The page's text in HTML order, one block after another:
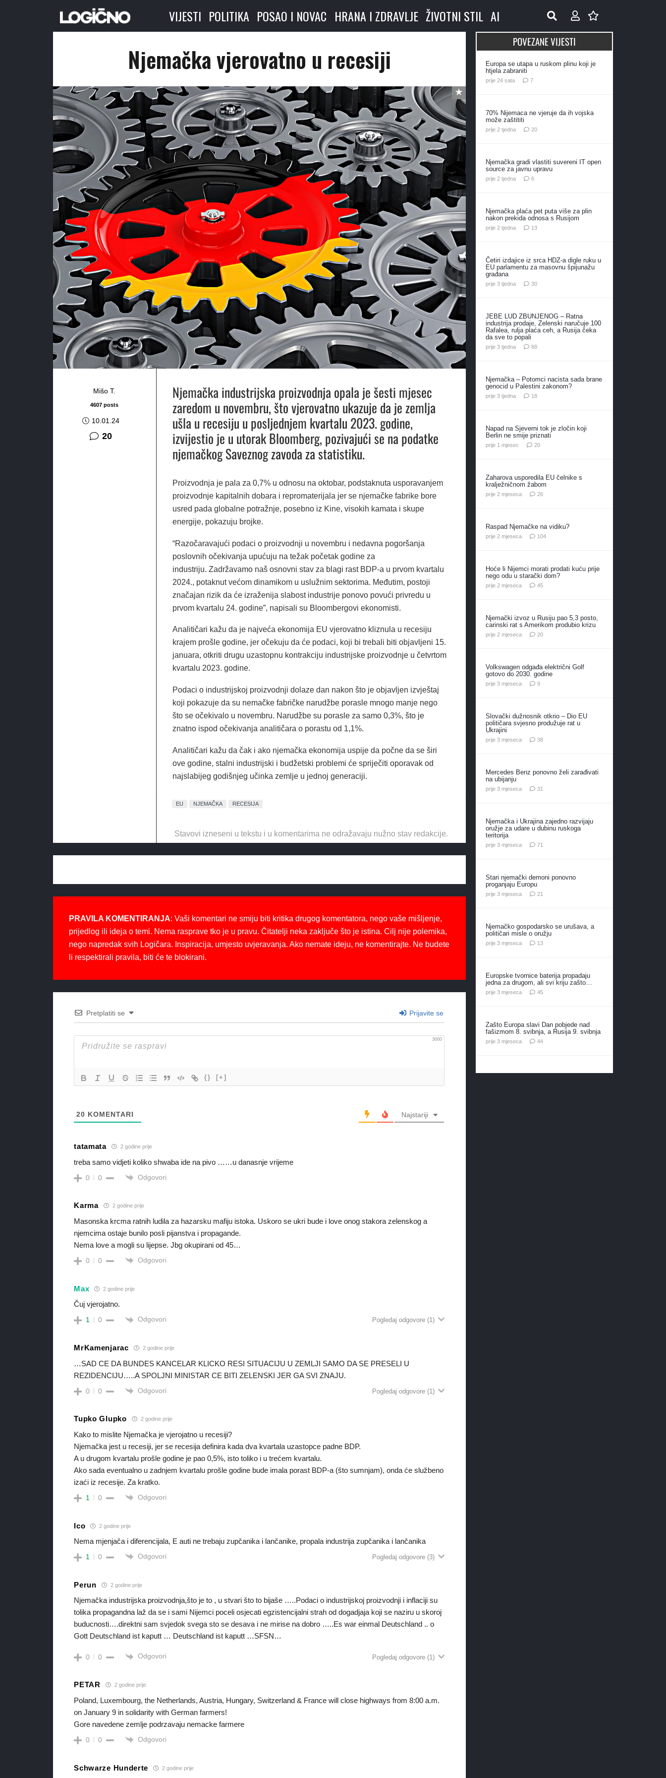
VIJESTI POLITIKA POSAO I NOVAC HRANA I ZDRAVLJE ŽIVOTNI STIL AI
Njemačka vjerovatno u recesiji
Mišo T.
4607 posts
10.01.24
20komentara
Njemačka industrijska proizvodnja opala je šesti mjesec
zaredom u novembru, što vjerovatno ukazuje da je zemlja
ušla u recesiju u posljednjem kvartalu 2023. godine,
izvijestio je u utorak Bloomberg, pozivajući se na podatke
njemačkog Saveznog zavoda za statistiku.
Proizvodnja je pala za 0,7% u odnosu na oktobar, podstaknuta usporavanjem
proizvodnje kapitalnih dobara i repromaterijala jer se njemačke fabrike bore
usred pada globalne potražnje, posebno iz Kine, visokih kamata i skupe
energije, pokazuju brojke.
“Razočaravajući podaci o proizvodnji u novembru i nedavna pogoršanja
poslovnih očekivanja upućuju na težak početak godine za
industriju. Zadržavamo naš osnovni stav za blagi rast BDP-a u prvom kvartalu
2024., potaknut većom dinamikom u uslužnim sektorima. Međutim, postoji
značajan rizik da će izraženija slabost industrije ponovo povući privredu u
prvom kvartalu 24. godine”, napisali su Bloombergovi ekonomisti.
Analitičari kažu da je najveća ekonomija EU vjerovatno kliznula u recesiju
krajem prošle godine, jer očekuju da će podaci, koji bi trebali biti objavljeni 15.
januara, otkriti drugu uzastopnu kontrakciju industrijske proizvodnje u četvrtom
kvartalu 2023. godine.
Podaci o industrijskoj proizvodnji dolaze dan nakon što je objavljen izvještaj
koji pokazuje da su nemačke fabričke narudžbe porasle mnogo manje nego
što se očekivalo u novembru. Narudžbe su porasle za samo 0,3%, što je
znatno ispod očekivanja analitičara o porastu od 1,1%.
Analitičari kažu da čak i ako njemačka ekonomija uspije da počne da se širi
ove godine, stalni industrijski i budžetski problemi će spriječiti oporavak od
najslabijeg godišnjeg učinka zemlje u jednoj generaciji.
EU NJEMAČKA RECESIJA
Stavovi izneseni u tekstu i u komentarima ne odražavaju nužno stav redakcije.
PRAVILA KOMENTIRANJA: Vaši komentari ne smiju biti kritika drugog komentatora, nego vaše mišljenje,
prijedlog ili ideja o temi. Nema rasprave tko je u pravu. Čitatelji neka zaključe što je istina. Cilj nije polemika,
nego napredak svih Logičara. Inspiracija, umjesto uvjeravanja. Ako nemate ideju, ne komentirajte. Ne budete
li respektirali pravila, biti će te blokirani.
Pretplatiti se Prijavite se
3000
{} [+]
20 KOMENTARI Najstariji
tatamata 2 godine prije
treba samo vidjeti koliko shwaba ide na pivo ……u danasnje vrijeme
0 0 Odgovori
Karma 2 godine prije
Masonska krcma ratnih ludila za hazarsku mafiju istoka. Uskoro se ukri bude i love onog stakora zelenskog a
njemcima ostaje bunilo posli pijanstva i propagande.
Nema love a mogli su lijepse. Jbg okupirani od 45…
0 0 Odgovori
Max 2 godine prije
Čuj vjerojatno.
1 0 Odgovori Pogledaj odgovore (1)
MrKamenjarac 2 godine prije
…SAD CE DA BUNDES KANCELAR KLICKO RESI SITUACIJU U ZEMLJI SAMO DA SE PRESELI U
REZIDENCIJU…..A SPOLJNI MINISTAR CE BITI ZELENSKI JER GA SVI ZNAJU.
0 0 Odgovori Pogledaj odgovore (1)
Tupko Glupko 2 godine prije
Kako to mislite Njemačka je vjerojatno u recesiji?
Njemačka jest u recesiji, jer se recesija definira kada dva kvartala uzastopce padne BDP.
A u drugom kvartalu prošle godine je pao 0,5%, isto toliko i u trećem kvartalu.
Ako sada eventualno u zadnjem kvartalu prošle godine bude imala porast BDP-a (što sumnjam), onda će službeno
izaći iz recesije. Za kratko.
1 0 Odgovori
Ico 2 godine prije
Nema mjenjača i diferencijala, E auti ne trebaju zupčanika i lančanike, propala industrija zupčanika i lančanika
1 0 Odgovori Pogledaj odgovore (3)
Perun 2 godine prije
Njemačka industrijska proizvodnja,što je to , u stvari što to bijaše …..Podaci o industrijskoj proizvodnji i inflaciji su
tolika propagandna laž da se i sami Nijemci poceli osjecati egzistencijalni strah od dogadjaja koji se naziru u skoroj
buducnosti….direktni sam svjedok svega sto se desava i ne mirise na dobro …..Es war einmal Deutschland .. o
Gott Deutschland ist kaputt … Deutschland ist kaputt …SFSN…
0 0 Odgovori Pogledaj odgovore (1)
PETAR 2 godine prije
Poland, Luxembourg, the Netherlands, Austria, Hungary, Switzerland & France will close highways from 8:00 a.m.
on January 9 in solidarity with German farmers!
Gore navedene zemlje podrzavaju nemacke farmere
0 0 Odgovori
Schwarze Hunderte 2 godine prije
POVEZANE VIJESTI
Europa se utapa u ruskom plinu koji je
htjela zabraniti
prije 24 sata 7komentara
70% Nijemaca ne vjeruje da ih vojska
može zaštititi
prije 2 tjedna 20komentara
Njemačka gradi vlastiti suvereni IT open
source za javnu upravu
prije 2 tjedna 6komentara
Njemačka plaća pet puta više za plin
nakon prekida odnosa s Rusijom
prije 2 tjedna 13komentara
Četiri izdajice iz srca HDZ-a digle ruku u
EU parlamentu za masovnu špijunažu
građana
prije 3 tjedna 30komentara
JEBE LUD ZBUNJENOG – Ratna
industrija prodaje, Zelenski naručuje 100
Rafalea, rulja plaća ceh, a Rusija čeka
da sve to popali
prije 3 tjedna 68komentara
Njemačka – Potomci nacista sada brane
genocid u Palestini zakonom?
prije 3 tjedna 18komentara
Napad na Sjeverni tok je zločin koji
Berlin ne smije priznati
prije 1 mjesec 20komentara
Zaharova usporedila EU čelnike s
kralježničnom žabom
prije 2 mjeseca 26komentara
Raspad Njemačke na vidiku?
prije 2 mjeseca 104komentara
Hoće li Nijemci morati prodati kuću prije
nego odu u starački dom?
prije 2 mjeseca 45komentara
Njemački izvoz u Rusiju pao 5,3 posto,
carinski rat s Amerikom produbio krizu
prije 2 mjeseca 20komentara
Volkswagen odgađa električni Golf
gotovo do 2030. godine
prije 3 mjeseca 9komentara
Slovački dužnosnik otkrio – Dio EU
političara svjesno produžuje rat u
Ukrajini
prije 3 mjeseca 38komentara
Mercedes Benz ponovno želi zarađivati
na ubijanju
prije 3 mjeseca 31
Njemačka i Ukrajina zajedno razvijaju
oružje za udare u dubinu ruskoga
teritorija
prije 3 mjeseca 71
Stari njemački demoni ponovno
proganjaju Europu
prije 3 mjeseca 21
Njemačko gospodarsko se urušava, a
političari misle o oružju
prije 3 mjeseca 13komentara
Europske tvornice baterija propadaju
jedna za drugom, ali svi kriju zašto…
prije 3 mjeseca 45komentara
Zašto Europa slavi Dan pobjede nad
fašizmom 8. svibnja, a Rusija 9. svibnja
prije 3 mjeseca 44komentara